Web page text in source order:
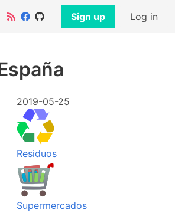
Sign up Log in
2019-05-25
Residuos
Supermercados